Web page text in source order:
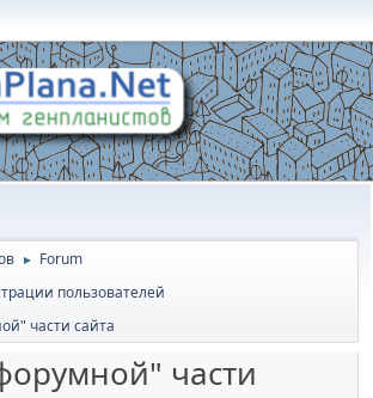
► Forum
пользователей
части сайта
части